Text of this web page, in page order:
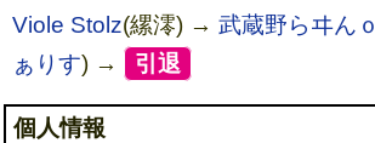
Viole Stolz(縲澪) →武蔵野らヰんｏ
ぁりす) → 引退
個人情報